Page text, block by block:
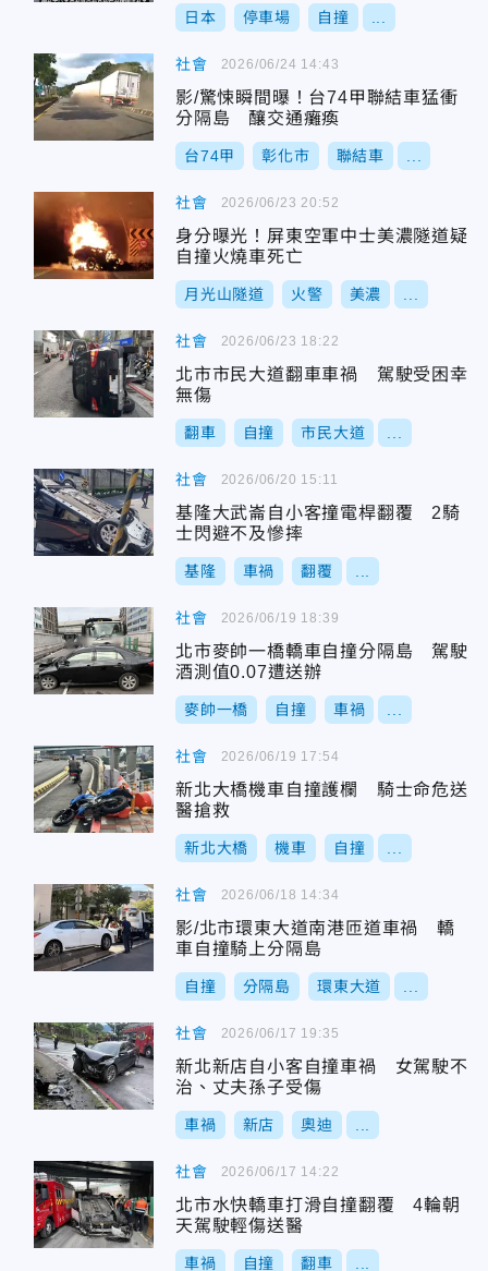
日本 停車場 自撞
社會
影/驚悚瞬間曝！台74甲聯結車猛衝
分隔島 釀交通癱瘓
台74甲 彰化市 聯結車
2026/06/24 14:43
社會
身分曝光！屏東空軍中士美濃隧道疑
自撞火燒車死亡
月光山隧道 火警 美濃
2026/06/23 20:52
社會
北市市民大道翻車車禍 駕駛受困幸
無傷
翻車 自撞 市民大道
2026/06/23 18:22
社會
基隆大武崙自小客撞電桿翻覆 2騎
士閃避不及慘摔
基隆 車禍 翻覆
2026/06/20 15:11
社會
北市麥帥一橋轎車自撞分隔島 駕駛
酒測值0.07遭送辦
麥帥一橋 自撞 車禍
2026/06/19 18:39
社會
新北大橋機車自撞護欄 騎士命危送
醫搶救
新北大橋 機車 自撞
2026/06/19 17:54
社會
影/北市環東大道南港匝道車禍 轎
車自撞騎上分隔島
自撞 分隔島 環東大道
2026/06/18 14:34
社會
新北新店自小客自撞車禍 女駕駛不
治、丈夫孫子受傷
車禍 新店 奧迪
2026/06/17 19:35
社會
北市水快轎車打滑自撞翻覆 4輪朝
天駕駛輕傷送醫
車禍 自撞 翻車
2026/06/17 14:22